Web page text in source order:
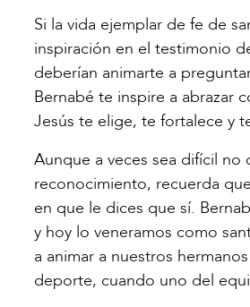
Si la vida ejemplar de fe de
inspiración en el testimonio
deberían animarte a
Bernabé te inspire a abrazar
Jesús te elige, te fortalece y
Aunque a veces sea difícil
reconocimiento, recuerda
en que le dices que sí.
y hoy lo veneramos como
a animar a nuestros
deporte, cuando uno del